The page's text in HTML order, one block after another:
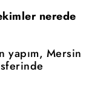
nerede
yapım, Mersin